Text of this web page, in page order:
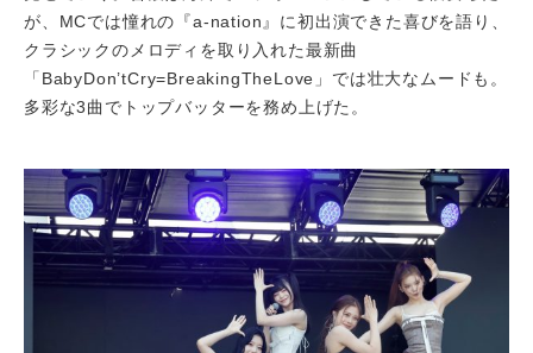
が、MCでは憧れの『a-nation』に初出演できた喜びを語り、
クラシックのメロディを取り入れた最新曲
「BabyDon’tCry=BreakingTheLove」では壮大なムードも。
多彩な3曲でトップバッターを務め上げた。